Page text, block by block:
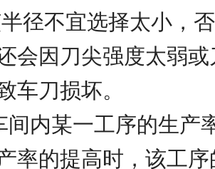
径不宜选择太小，
会因刀尖强度太弱
车刀损坏。
内某一工序的生产
率的提高时，该工